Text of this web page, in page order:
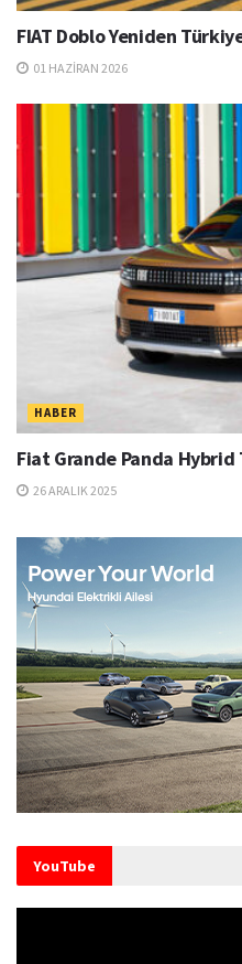
FIAT Doblo Yeniden
01 HAZIRAN 2026
HABER
Fiat Grande Panda Hybrid
26 ARALIK 2025
YouTube